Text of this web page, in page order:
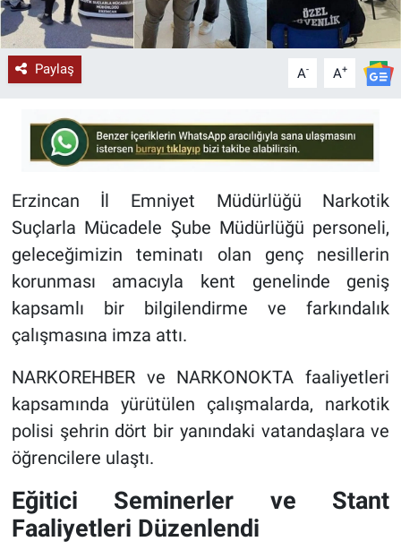
Paylaş A- A+
Erzincan İl Emniyet Müdürlüğü Narkotik
Suçlarla Mücadele Şube Müdürlüğü personeli,
geleceğimizin teminatı olan genç nesillerin
korunması amacıyla kent genelinde geniş
kapsamlı bir bilgilendirme ve farkındalık
çalışmasına imza attı.
NARKOREHBER ve NARKONOKTA faaliyetleri
kapsamında yürütülen çalışmalarda, narkotik
polisi şehrin dört bir yanındaki vatandaşlara ve
öğrencilere ulaştı.
Eğitici Seminerler ve Stant
Faaliyetleri Düzenlendi